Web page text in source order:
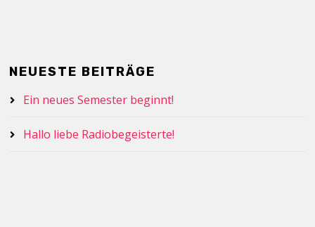
NEUESTE BEITRÄGE
Ein neues Semester beginnt!
Hallo liebe Radiobegeisterte!